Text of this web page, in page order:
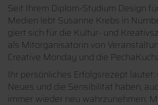
Seit Ihrem Diplom-Studium Design
Medien lebt Susanne Krebs in
giert sich für die Kultur- und
als Mitorganisatorin von
Creative Monday und die
Ihr persönliches Erfolgsrezept
Neues und die Sensibilität haben,
immer wieder neu wahrzunehmen.